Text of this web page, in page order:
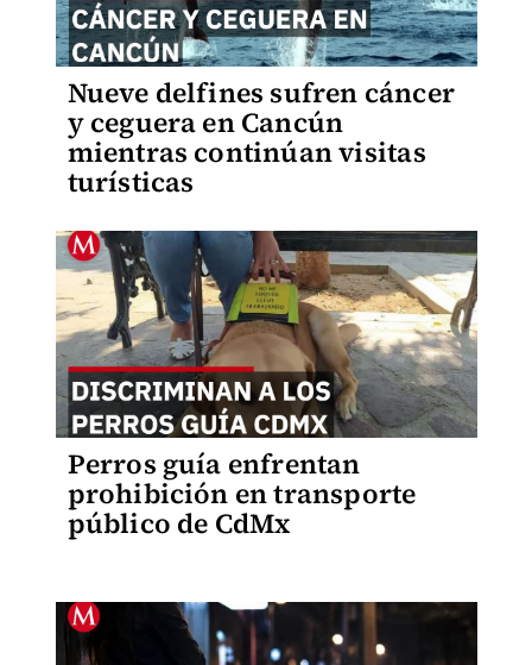
Nueve delfines sufren cáncer
y ceguera en Cancún
mientras continúan visitas
turísticas
Perros guía enfrentan
prohibición en transporte
público de CdMx